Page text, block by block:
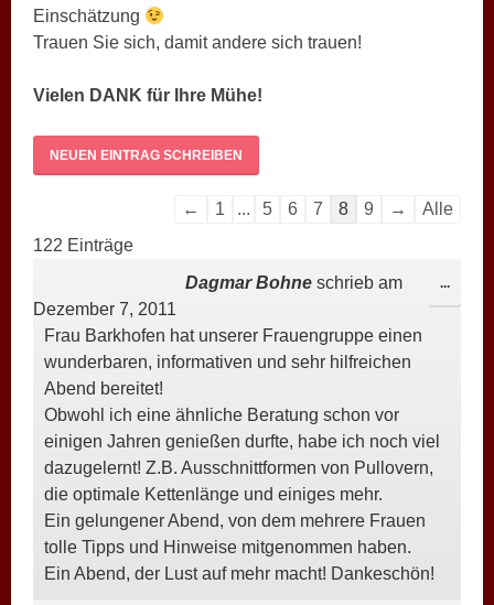
Einschätzung
Trauen Sie sich, damit andere sich trauen!
Vielen DANK für Ihre Mühe!
Navigation
← 1 ... 5 6 7 8 9 →
Alle
122 Einträge
Dagmar Bohne schrieb am
Dezember 7, 2011
Frau Barkhofen hat unserer Frauengruppe einen
wunderbaren, informativen und sehr hilfreichen
Abend bereitet!
Obwohl ich eine ähnliche Beratung schon vor
einigen Jahren genießen durfte, habe ich noch viel
dazugelernt! Z.B. Ausschnittformen von Pullovern,
die optimale Kettenlänge und einiges mehr.
Ein gelungener Abend, von dem mehrere Frauen
tolle Tipps und Hinweise mitgenommen haben.
Ein Abend, der Lust auf mehr macht! Dankeschön!
...DIESE